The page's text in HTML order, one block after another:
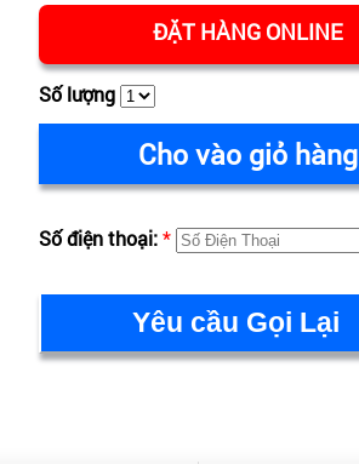
ĐẶT HÀNG ONLINE
Số lượng
Cho vào giỏ hàng
Số điện thoại:*